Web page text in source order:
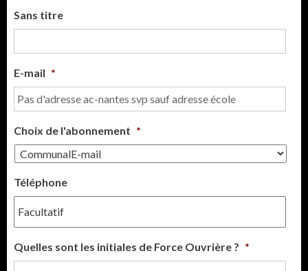
Sans titre
E-mail *
Choix de l'abonnement *
Téléphone
Quelles sont les initiales de Force Ouvrière ? *